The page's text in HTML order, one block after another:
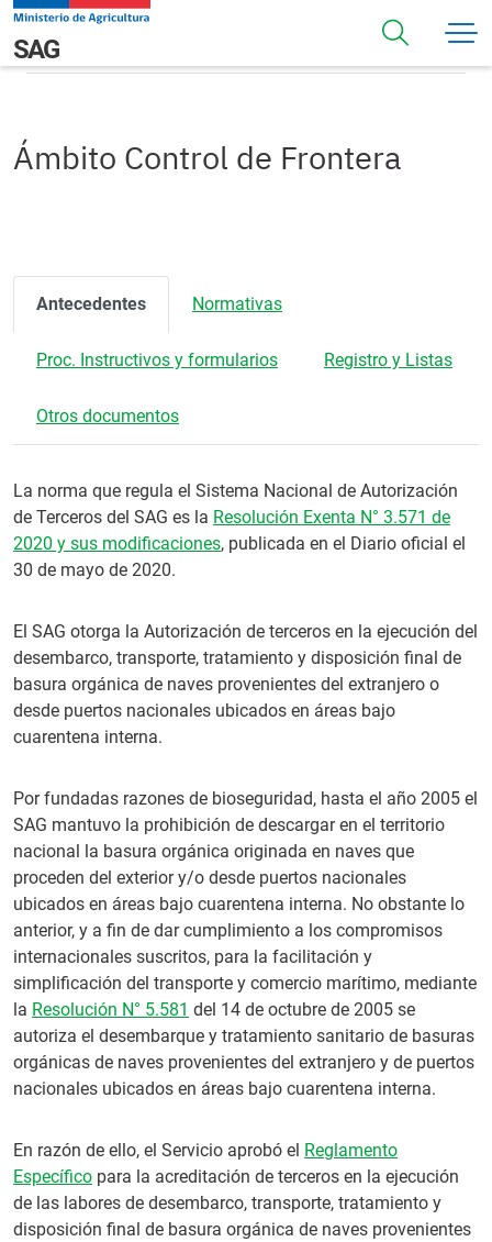
Pasar al contenido principal
Navegación principal
SAGÁmbito Control de Frontera
Ámbito Control de Frontera
Antecedentes Normativas
Proc. Instructivos y formularios Registro y Listas
Otros documentos
La norma que regula el Sistema Nacional de Autorización
de Terceros del SAG es la Resolución Exenta N° 3.571 de
2020 y sus modificaciones, publicada en el Diario oficial el
30 de mayo de 2020.
El SAG otorga la Autorización de terceros en la ejecución del
desembarco, transporte, tratamiento y disposición final de
basura orgánica de naves provenientes del extranjero o
desde puertos nacionales ubicados en áreas bajo
cuarentena interna.
Por fundadas razones de bioseguridad, hasta el año 2005 el
SAG mantuvo la prohibición de descargar en el territorio
nacional la basura orgánica originada en naves que
proceden del exterior y/o desde puertos nacionales
ubicados en áreas bajo cuarentena interna. No obstante lo
anterior, y a fin de dar cumplimiento a los compromisos
internacionales suscritos, para la facilitación y
simplificación del transporte y comercio marítimo, mediante
la Resolución N° 5.581 del 14 de octubre de 2005 se
autoriza el desembarque y tratamiento sanitario de basuras
orgánicas de naves provenientes del extranjero y de puertos
nacionales ubicados en áreas bajo cuarentena interna.
En razón de ello, el Servicio aprobó el Reglamento
Específico para la acreditación de terceros en la ejecución
de las labores de desembarco, transporte, tratamiento y
disposición final de basura orgánica de naves provenientes